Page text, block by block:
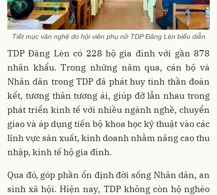
Tiết mục văn nghệ do hội viên phụ nữ TDP Đăng Lèn biểu diễn
TDP Đăng Lèn có 228 hộ gia đình với gần 878
nhân khẩu. Trong những năm qua, cán bộ và
Nhân dân trong TDP đã phát huy tinh thần đoàn
kết, tương thân tương ái, giúp đỡ lẫn nhau trong
phát triển kinh tế với nhiều ngành nghề, chuyển
giao và áp dụng tiến bộ khoa học kỹ thuật vào các
lĩnh vực sản xuất, kinh doanh nhằm nâng cao thu
nhập, kinh tế hộ gia đình.
Qua đó, góp phần ổn định đời sống Nhân dân, an
sinh xã hội. Hiện nay, TDP không còn hộ nghèo